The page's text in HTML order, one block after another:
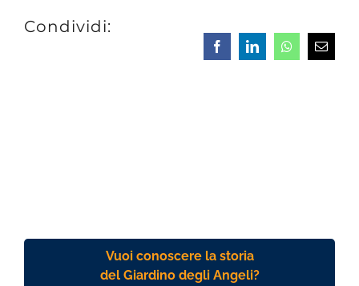
Condividi:
FacebookLinkedInWhatsappEmail
Vuoi conoscere la storia
del Giardino degli Angeli?